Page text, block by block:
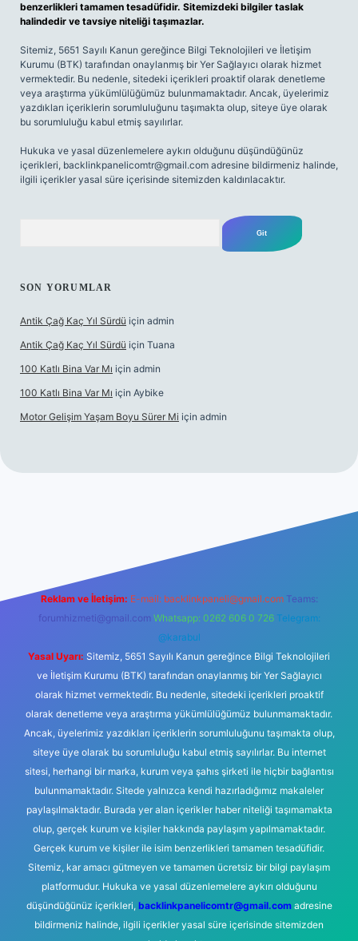
benzerlikleri tamamen tesadüfidir. Sitemizdeki bilgiler taslak
halindedir ve tavsiye niteliği taşımazlar.
Sitemiz, 5651 Sayılı Kanun gereğince Bilgi Teknolojileri ve İletişim
Kurumu (BTK) tarafından onaylanmış bir Yer Sağlayıcı olarak hizmet
vermektedir. Bu nedenle, sitedeki içerikleri proaktif olarak denetleme
veya araştırma yükümlülüğümüz bulunmamaktadır. Ancak, üyelerimiz
yazdıkları içeriklerin sorumluluğunu taşımakta olup, siteye üye olarak
bu sorumluluğu kabul etmiş sayılırlar.
Hukuka ve yasal düzenlemelere aykırı olduğunu düşündüğünüz
içerikleri, backlinkpanelicomtr@gmail.com adresine bildirmeniz halinde,
ilgili içerikler yasal süre içerisinde sitemizden kaldırılacaktır.
SON YORUMLAR
Antik Çağ Kaç Yıl Sürdü için admin
Antik Çağ Kaç Yıl Sürdü için Tuana
100 Katlı Bina Var Mı için admin
100 Katlı Bina Var Mı için Aybike
Motor Gelişim Yaşam Boyu Sürer Mi için admin
Reklam ve İletişim: E-mail: backlinkpaneli@gmail.com Teams:
forumhizmeti@gmail.com Whatsapp: 0262 606 0 726 Telegram:
@karabul
Yasal Uyarı: Sitemiz, 5651 Sayılı Kanun gereğince Bilgi Teknolojileri
ve İletişim Kurumu (BTK) tarafından onaylanmış bir Yer Sağlayıcı
olarak hizmet vermektedir. Bu nedenle, sitedeki içerikleri proaktif
olarak denetleme veya araştırma yükümlülüğümüz bulunmamaktadır.
Ancak, üyelerimiz yazdıkları içeriklerin sorumluluğunu taşımakta olup,
siteye üye olarak bu sorumluluğu kabul etmiş sayılırlar. Bu internet
sitesi, herhangi bir marka, kurum veya şahıs şirketi ile hiçbir bağlantısı
bulunmamaktadır. Sitede yalnızca kendi hazırladığımız makaleler
paylaşılmaktadır. Burada yer alan içerikler haber niteliği taşımamakta
olup, gerçek kurum ve kişiler hakkında paylaşım yapılmamaktadır.
Gerçek kurum ve kişiler ile isim benzerlikleri tamamen tesadüfidir.
Sitemiz, kar amacı gütmeyen ve tamamen ücretsiz bir bilgi paylaşım
platformudur. Hukuka ve yasal düzenlemelere aykırı olduğunu
düşündüğünüz içerikleri, backlinkpanelicomtr@gmail.comadresine
bildirmeniz halinde, ilgili içerikler yasal süre içerisinde sitemizden